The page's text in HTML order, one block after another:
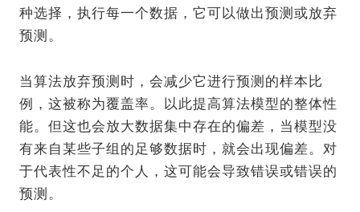
种选择，执行每一个数据，它可以做出预测或放弃
预测。
当算法放弃预测时，会减少它进行预测的样本比
例，这被称为覆盖率。以此提高算法模型的整体性
能。但这也会放大数据集中存在的偏差，当模型没
有来自某些子组的足够数据时，就会出现偏差。对
于代表性不足的个人，这可能会导致错误或错误的
预测。